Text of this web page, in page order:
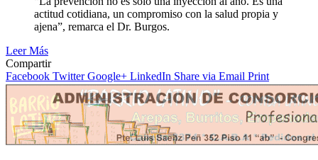
actitud cotidiana, un compromiso con la salud propia y
ajena”, remarca el Dr. Burgos.
Leer Más
Compartir
Facebook Twitter Google+ LinkedIn Share via Email Print